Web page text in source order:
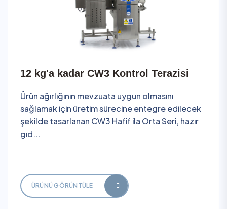
12 kg'a kadar CW3 Kontrol Terazisi
Ürün ağırlığının mevzuata uygun olmasını
sağlamak için üretim sürecine entegre edilecek
şekilde tasarlanan CW3 Hafif ila Orta Seri, hazır
gıd...
ÜRÜNÜ GÖRÜNTÜLE